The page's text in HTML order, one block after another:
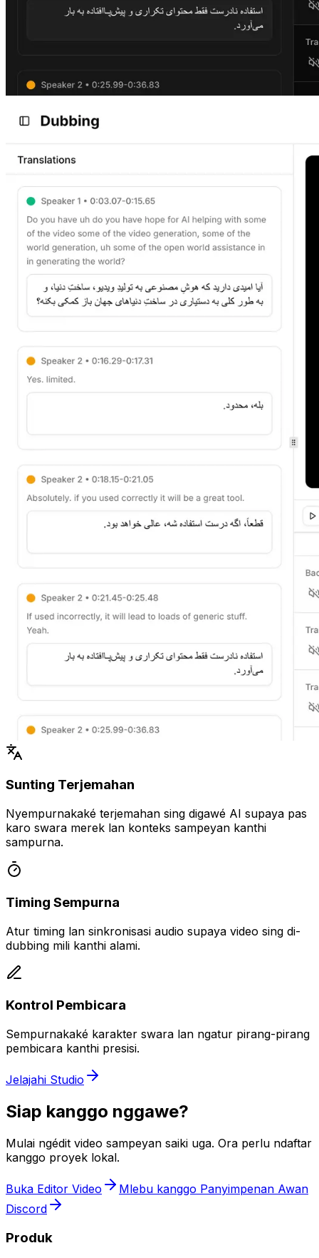
Sunting Terjemahan
Nyempurnakaké terjemahan sing digawé AI supaya pas
karo swara merek lan konteks sampeyan kanthi
sampurna.
Timing Sempurna
Atur timing lan sinkronisasi audio supaya video sing di-
dubbing mili kanthi alami.
Kontrol Pembicara
Sempurnakaké karakter swara lan ngatur pirang-pirang
pembicara kanthi presisi.
Jelajahi Studio
Siap kanggo nggawe?
Mulai ngédit video sampeyan saiki uga. Ora perlu ndaftar
kanggo proyek lokal.
Buka Editor Video
Mlebu kanggo Panyimpenan Awan
Discord
Produk